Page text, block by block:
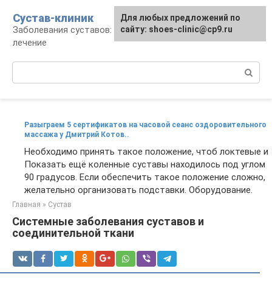
контенту
Сустав-клиник
Заболевания суставов: профилактика и
лечение
Разыграем 5 сертификатов на часовой сеанс оздоровительного
массажа у Дмитрий Котов..
Необходимо принять такое положение, чтоб локтевые и
Показать ещё коленные суставы находилось под углом
90 градусов. Если обеспечить такое положение сложно,
желательно организовать подставки. Оборудование.
Главная » Сустав
Системные заболевания суставов и
соединительной ткани
Для любых предложений по
сайту: shoes-clinic@cp9.ru